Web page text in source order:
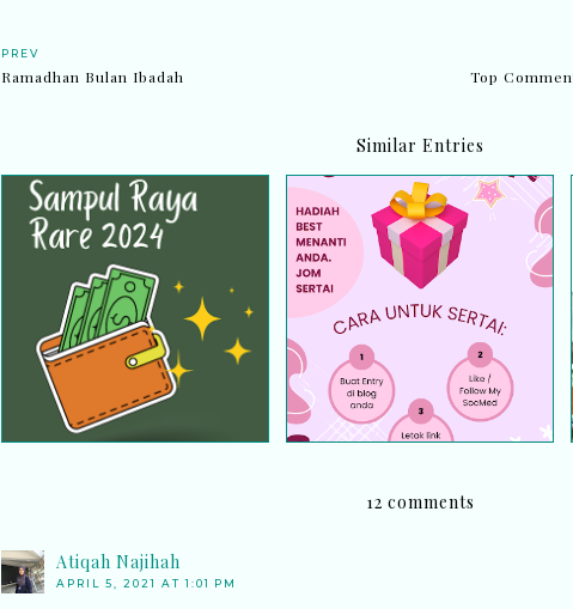
PREV
Ramadhan Bulan Ibadah Top
Similar Entries
Giveaway Sampul Raya
Rare 2024
Giveaway By Blog Roziah
Muhammad Nor
12 comments
Atiqah Najihah
APRIL 5, 2021 AT 1:01 PM